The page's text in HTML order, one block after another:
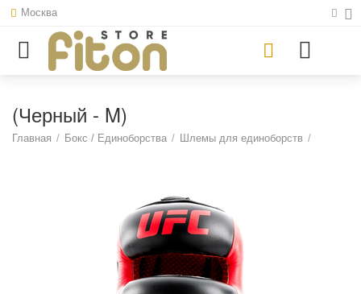
Москва
(Черный - M)
Главная / Бокс / Единоборства / Шлемы для единоборств /